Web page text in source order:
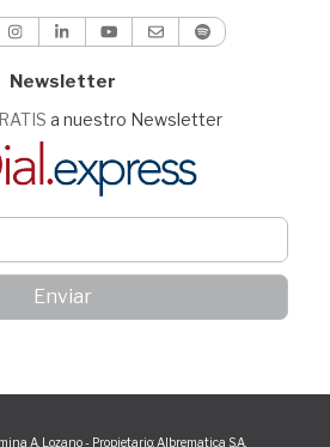
Newsletter
a nuestro Newsletter
A. Lozano - Propietario: Albrematica S.A.